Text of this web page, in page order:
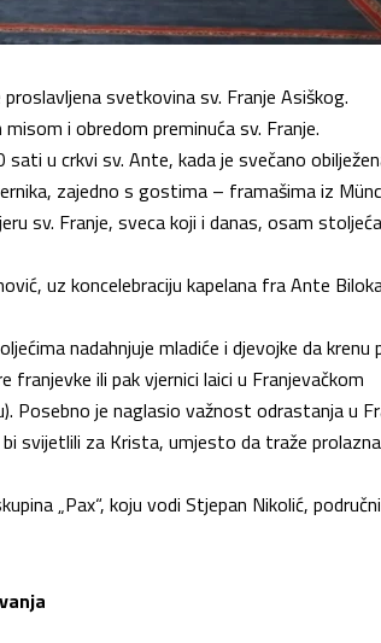
svetkovina sv. Franje Asiškog.
i obredom preminuća sv. Franje.
u crkvi sv. Ante, kada je svečano
zajedno s gostima – framašima iz
sv. Franje, sveca koji i danas, osam
uz koncelebraciju kapelana fra Ante
nadahnjuje mladiće i djevojke da krenu
ili pak vjernici laici u Franjevačkom
Posebno je naglasio važnost odrastanja u
svijetlili za Krista, umjesto da traže prolazna
„Pax“, koju vodi Stjepan Nikolić, područni